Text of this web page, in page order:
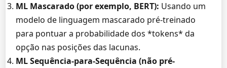
ML Mascarado (por exemplo, BERT): Usando um
modelo de linguagem mascarado pré-treinado
para pontuar a probabilidade dos *tokens* da
opção nas posições das lacunas.
ML Sequência-para-Sequência (não pré-